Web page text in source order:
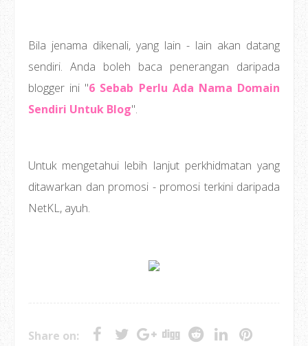
Bila jenama dikenali, yang lain - lain akan datang
sendiri. Anda boleh baca penerangan daripada
blogger ini "6 Sebab Perlu Ada Nama Domain
Sendiri Untuk Blog".
Untuk mengetahui lebih lanjut perkhidmatan yang
ditawarkan dan promosi - promosi terkini daripada
NetKL, ayuh.
Share on: